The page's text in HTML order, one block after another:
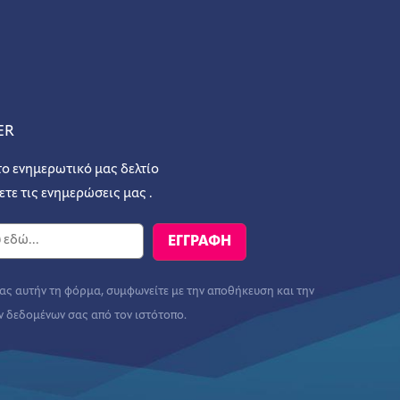
ενημερωτικό μας δελτίο
τις ενημερώσεις μας .
αυτήν τη φόρμα, συμφωνείτε με την αποθήκευση και την
δεδομένων σας από τον ιστότοπο.